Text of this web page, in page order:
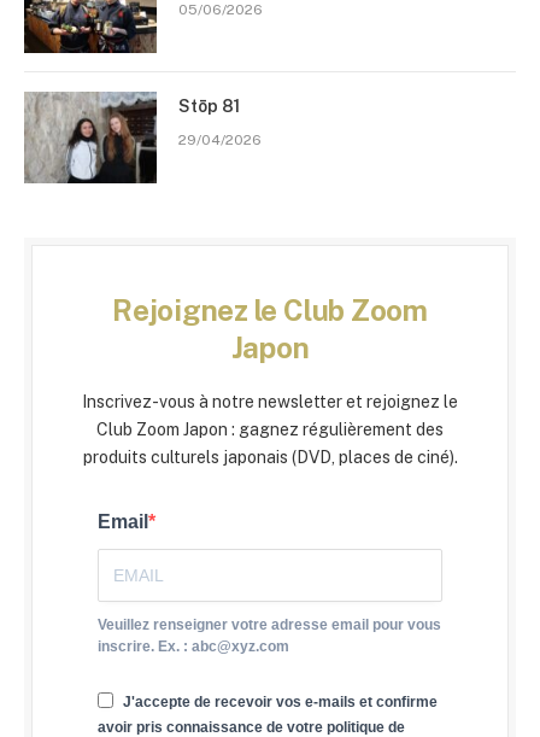
05/06/2026
Stōp 81
29/04/2026
Rejoignez le Club Zoom
Japon
Inscrivez-vous à notre newsletter et rejoignez le
Club Zoom Japon : gagnez régulièrement des
produits culturels japonais (DVD, places de ciné).
Email
Veuillez renseigner votre adresse email pour vous
inscrire. Ex. : abc@xyz.com
J'accepte de recevoir vos e-mails et confirme
avoir pris connaissance de votre politique de